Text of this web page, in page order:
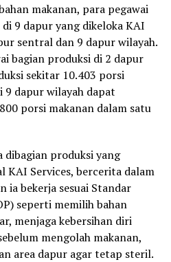
makanan, para pegawai
9 dapur yang dikeloka KAI
sentral dan 9 dapur wilayah.
bagian produksi di 2 dapur
sekitar 10.403 porsi
9 dapur wilayah dapat
porsi makanan dalam satu
dibagian produksi yang
KAI Services, bercerita dalam
ia bekerja sesuai Standar
seperti memilih bahan
menjaga kebersihan diri
mengolah makanan,
area dapur agar tetap steril.